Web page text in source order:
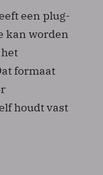
een plug-
kan worden
formaat
houdt vast